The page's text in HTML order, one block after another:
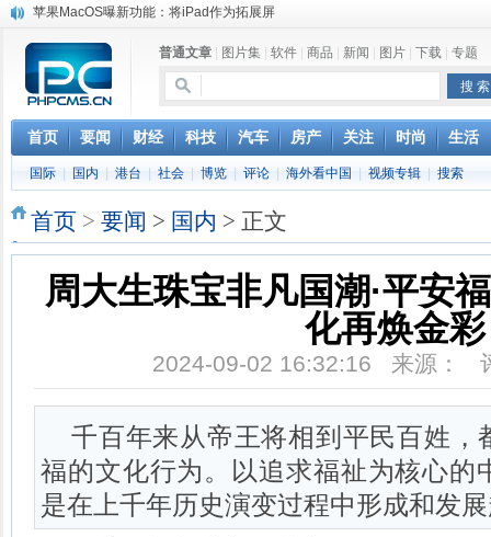
苹果MacOS曝新功能：将iPad作为拓展屏
苹果与高通和解 英特尔失去重要移动客户
小米高管：虽然高通与苹果和解，但5G iPhone最快明年下半年发布
iOS 13加入黑暗模式 多功能加持6月份见
高通与苹果达成和解，双方达成6年许可协议
巴黎圣母院大火肆虐，人类文明的一场浩劫
奔驰维权女车主捅出了一个最大的瓜
普通文章 图片集 软件 商品 新闻 图片 下载 专题
首页 要闻 财经 科技 汽车 房产 关注 时尚 生活
国际 国内 港台 社会 博览 评论 海外看中国 视频专辑 搜索
首页 > 要闻 > 国内 > 正文
周大生珠宝非凡国潮·平安
化再焕金彩
2024-09-02 16:32:16 来源：
千百年来从帝王将相到平民百姓，
福的文化行为。以追求福祉为核心的
是在上千年历史演变过程中形成和发